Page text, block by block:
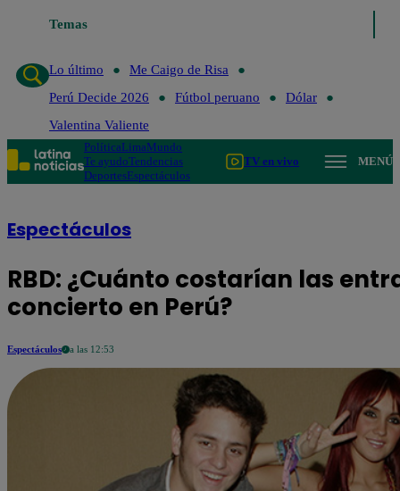
Temas
Lo último
Me Caigo de Risa
Perú Decide 2026
Fútbol peruano
Dólar
Valentina Valiente
PolíticaLimaMundo
Te ayudoTendencias
DeportesEspectáculos
TV en vivo MENÚ
Espectáculos
RBD: ¿Cuánto costarían las
concierto en Perú?
Espectáculos a las 12:53